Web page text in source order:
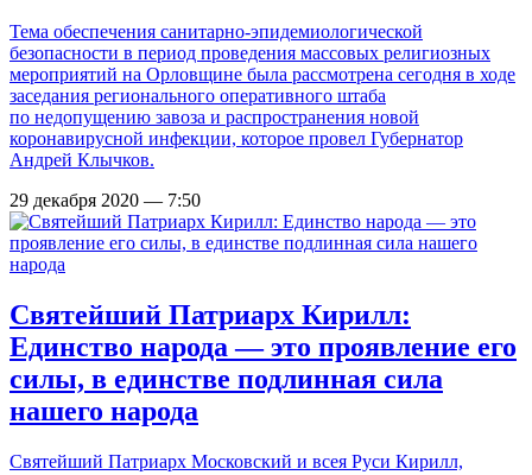
Тема обеспечения санитарно-эпидемиологической
безопасности в период проведения массовых религиозных
мероприятий на Орловщине была рассмотрена сегодня в ходе
заседания регионального оперативного штаба
по недопущению завоза и распространения новой
коронавирусной инфекции, которое провел Губернатор
Андрей Клычков.
29 декабря 2020 — 7:50
Святейший Патриарх Кирилл:
Единство народа — это проявление его
силы, в единстве подлинная сила
нашего народа
Святейший Патриарх Московский и всея Руси Кирилл,